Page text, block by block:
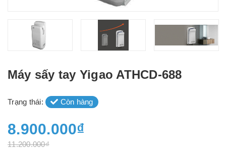
Máy sấy tay Yigao ATHCD-688
Trạng thái: Còn hàng
8.900.000₫
11.200.000₫